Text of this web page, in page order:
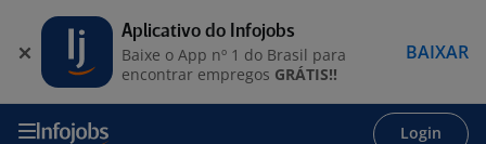
Login
Aplicativo do Infojobs
Baixe o App nº 1 do Brasil para
encontrar empregos GRÁTIS!!
BAIXAR